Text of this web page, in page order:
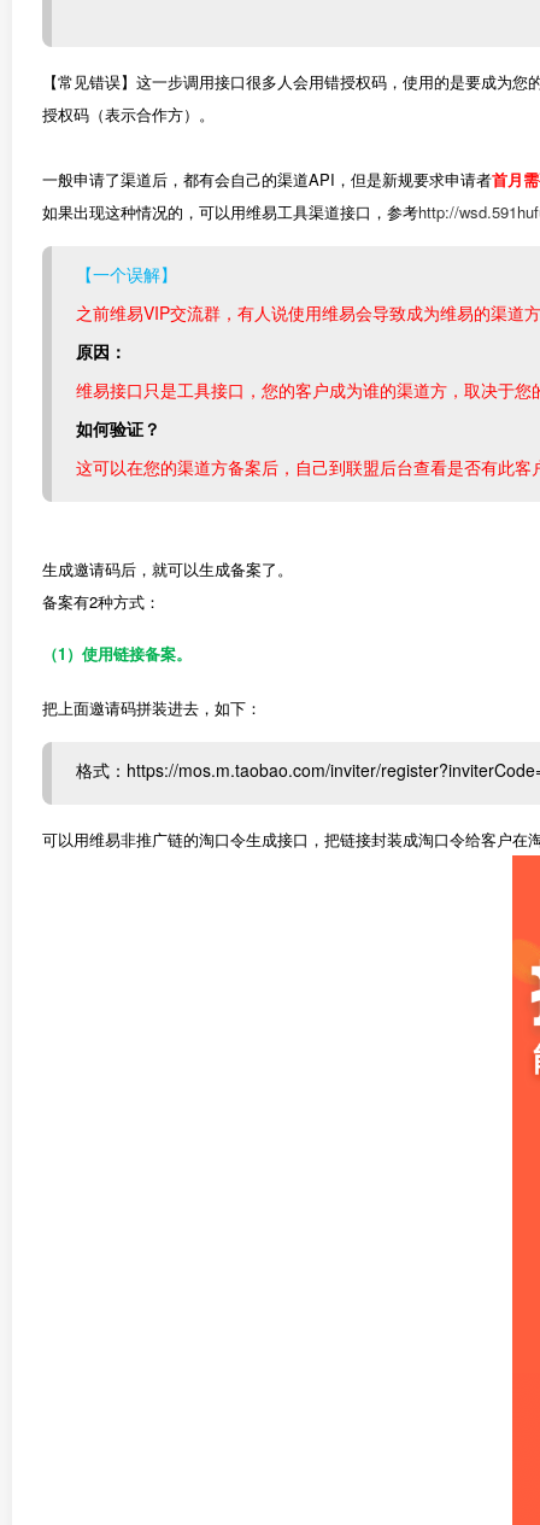
【常见错误】这一步调用接口很多人会用错授权码，使用的是要成为
授权码（表示合作方）。
一般申请了渠道后，都有会自己的渠道API，但是新规要求申请者首月
如果出现这种情况的，可以用维易工具渠道接口，参考http://
【一个误解】
之前维易VIP交流群，有人说使用维易会导致成为维易的渠道
原因：
维易接口只是工具接口，您的客户成为谁的渠道方，取决于您
如何验证？
这可以在您的渠道方备案后，自己到联盟后台查看是否有此客
生成邀请码后，就可以生成备案了。
备案有2种方式：
（1）使用链接备案。
把上面邀请码拼装进去，如下：
格式：https://mos.m.taobao.com/inviter/
可以用维易非推广链的淘口令生成接口，把链接封装成淘口令给客户在